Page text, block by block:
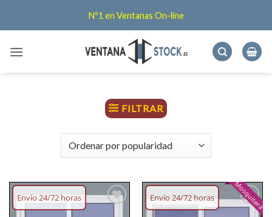
Nº1 en Ventanas On-line
FILTRAR
Envío 24/72 horas Envío 24/72 horas Mosquitera
Añadir